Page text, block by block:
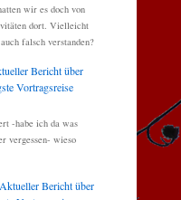
wir es doch von
dort. Vielleicht
falsch verstanden?
Bericht über
Vortragsreise
-habe ich da was
vergessen- wieso
Aktueller Bericht über